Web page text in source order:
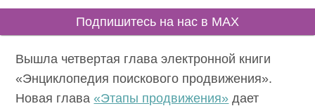
Подпишитесь на нас в MAX
Вышла четвертая глава электронной книги
«Энциклопедия поискового продвижения».
Новая глава«Этапы продвижения» дает